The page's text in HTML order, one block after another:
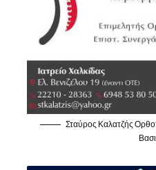
Σταύρος Καλατζής